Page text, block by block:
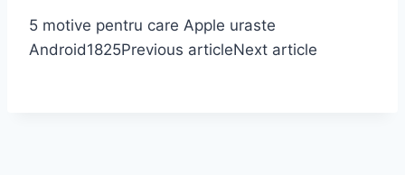
5 motive pentru care Apple uraste
Android1825Previous articleNext article